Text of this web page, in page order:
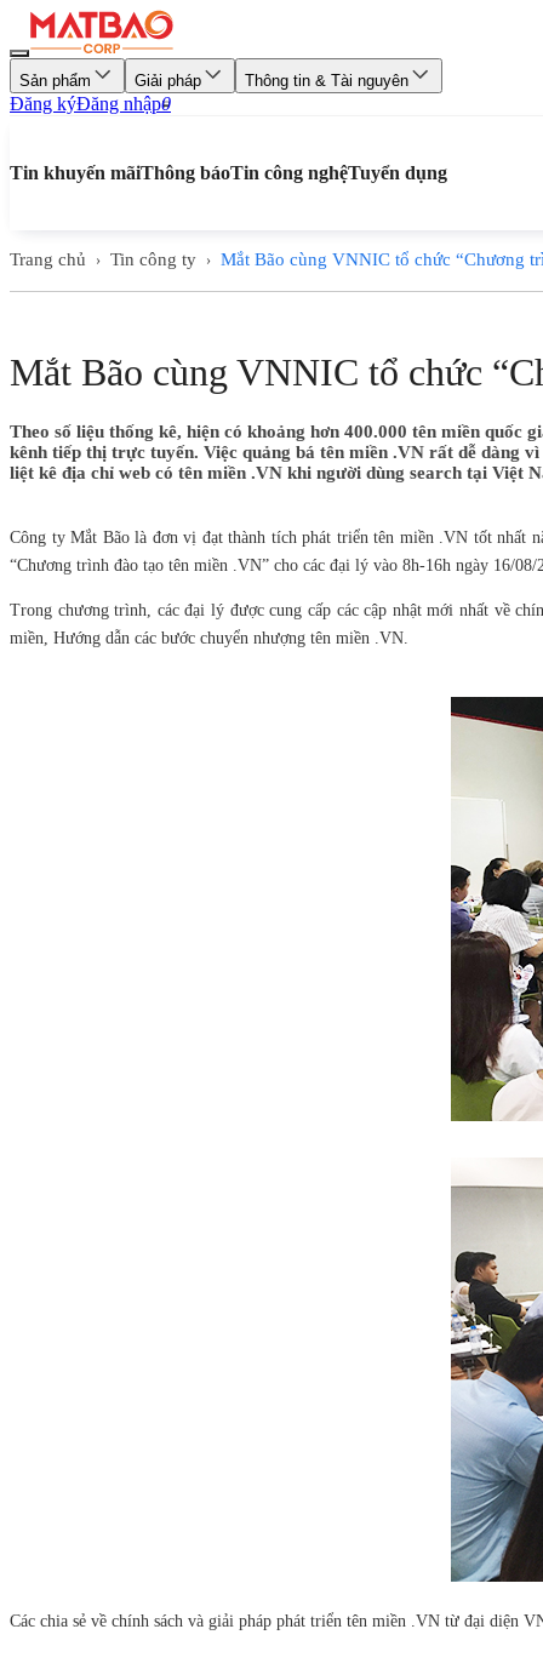
Sản phẩm Giải pháp Thông tin & Tài nguyên
Đăng kýĐăng nhập0
Tin khuyến mãiThông báoTin công nghệTuyển dụng
Trang chủ › Tin công ty › Mắt Bão cùng VNNIC tổ chức “Chương
Mắt Bão cùng VNNIC tổ chức
Theo số liệu thống kê, hiện có khoảng hơn 400.000 tên miền
kênh tiếp thị trực tuyến. Việc quảng bá tên miền .VN rất dễ dàng
liệt kê địa chỉ web có tên miền .VN khi người dùng search tại Việt
Công ty Mắt Bão là đơn vị đạt thành tích phát triển tên miền .VN tốt nhất
“Chương trình đào tạo tên miền .VN” cho các đại lý vào 8h-16h ngày 16/
Trong chương trình, các đại lý được cung cấp các cập nhật mới nhất về
miền, Hướng dẫn các bước chuyển nhượng tên miền .VN.
Các chia sẻ về chính sách và giải pháp phát triển tên miền .VN từ đại diện